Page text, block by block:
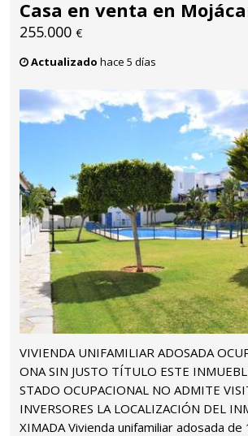
Casa en venta en
255.000 €
Actualizado hace 5 días
VIVIENDA UNIFAMILIAR ADOSADA
ONA SIN JUSTO TÍTULO ESTE
STADO OCUPACIONAL NO ADMITE
INVERSORES LA LOCALIZACIÓN DEL
XIMADA Vivienda unifamiliar adosada